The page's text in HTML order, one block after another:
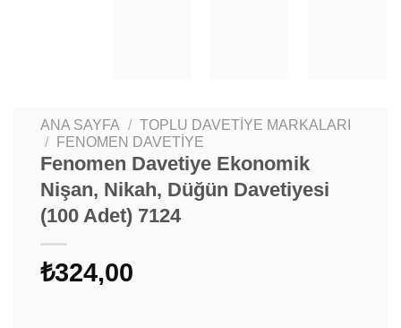
ANA SAYFA / TOPLU DAVETIYE MARKALARI
/
FENOMEN DAVETIYE
Fenomen Davetiye Ekonomik
Nişan, Nikah, Düğün Davetiyesi
(100 Adet) 7124
₺324,00